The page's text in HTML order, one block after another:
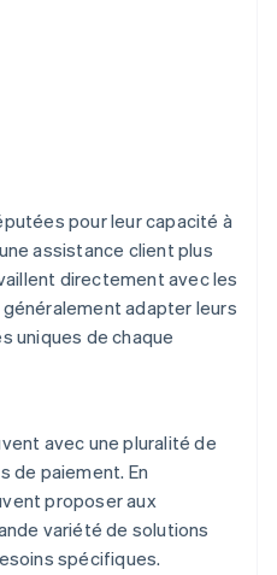
pour leur capacité à
assistance client plus
directement avec les
adapter leurs
uniques de chaque
avec une pluralité de
de paiement. En
proposer aux
variété de solutions
spécifiques.